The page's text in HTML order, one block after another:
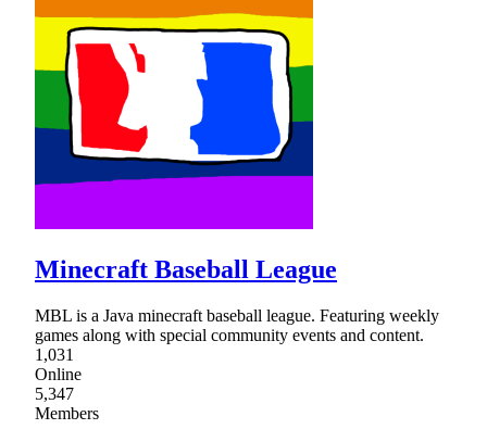
Minecraft Baseball League
MBL is a Java minecraft baseball league. Featuring weekly
games along with special community events and content.
1,031
Online
5,347
Members